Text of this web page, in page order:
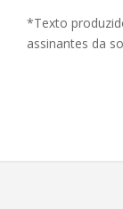
*Texto
assinantes da